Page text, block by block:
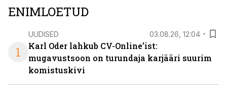
ENIMLOETUD
1
UUDISED 03.08.26, 12:04
Karl Oder lahkub CV-Online’ist:
mugavustsoon on turundaja karjääri suurim
komistuskivi